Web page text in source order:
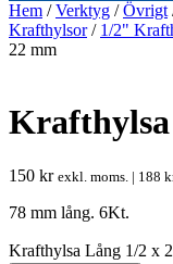
Hem /Verktyg /Övrigt
Krafthylsor/ 1/2"
22 mm
Krafthylsa
150 kr exkl. moms. | 188
78 mm lång. 6Kt.
Krafthylsa Lång 1/2 x